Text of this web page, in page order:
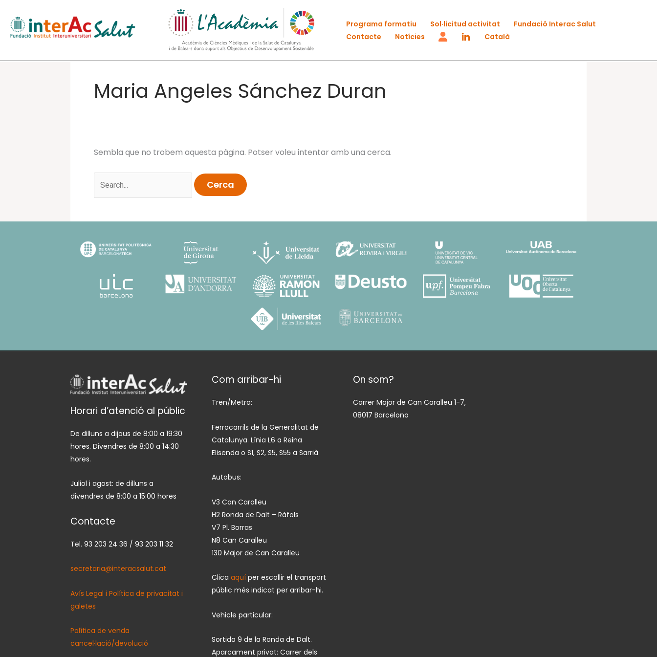
contingut
Programa formatiu Sol·licitud activitat
Fundació Interac Salut
Contacte
Notícies Català
Maria Angeles Sánchez Duran
Sembla que no trobem aquesta pàgina. Potser voleu intentar amb una cerca.
Horari d’atenció al públic
De dilluns a dijous de 8:00 a 19:30
hores. Divendres de 8:00 a 14:30
hores.
Juliol i agost: de dilluns a
divendres de 8:00 a 15:00 hores
Contacte
Tel. 93 203 24 36 / 93 203 11 32
secretaria@interacsalut.cat
Avís Legal i Política de privacitat i
galetes
Política de venda
cancel·lació/devolució
Com arribar-hi
Tren/Metro:
Ferrocarrils de la Generalitat de
Catalunya. Línia L6 a Reina
Elisenda o S1, S2, S5, S55 a Sarrià
Autobus:
V3 Can Caralleu
H2 Ronda de Dalt – Ràfols
V7 Pl. Borras
N8 Can Caralleu
130 Major de Can Caralleu
Clica aquí per escollir el transport
públic més indicat per arribar-hi.
Vehicle particular:
Sortida 9 de la Ronda de Dalt.
Aparcament privat: Carrer dels
On som?
Carrer Major de Can Caralleu 1-7,
08017 Barcelona